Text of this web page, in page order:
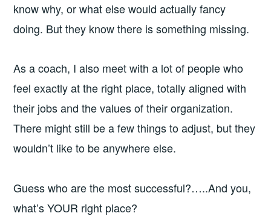
know why, or what else would actually fancy
doing. But they know there is something missing.
As a coach, I also meet with a lot of people who
feel exactly at the right place, totally aligned with
their jobs and the values of their organization.
There might still be a few things to adjust, but they
wouldn’t like to be anywhere else.
Guess who are the most successful?…..And you,
what’s YOUR right place?